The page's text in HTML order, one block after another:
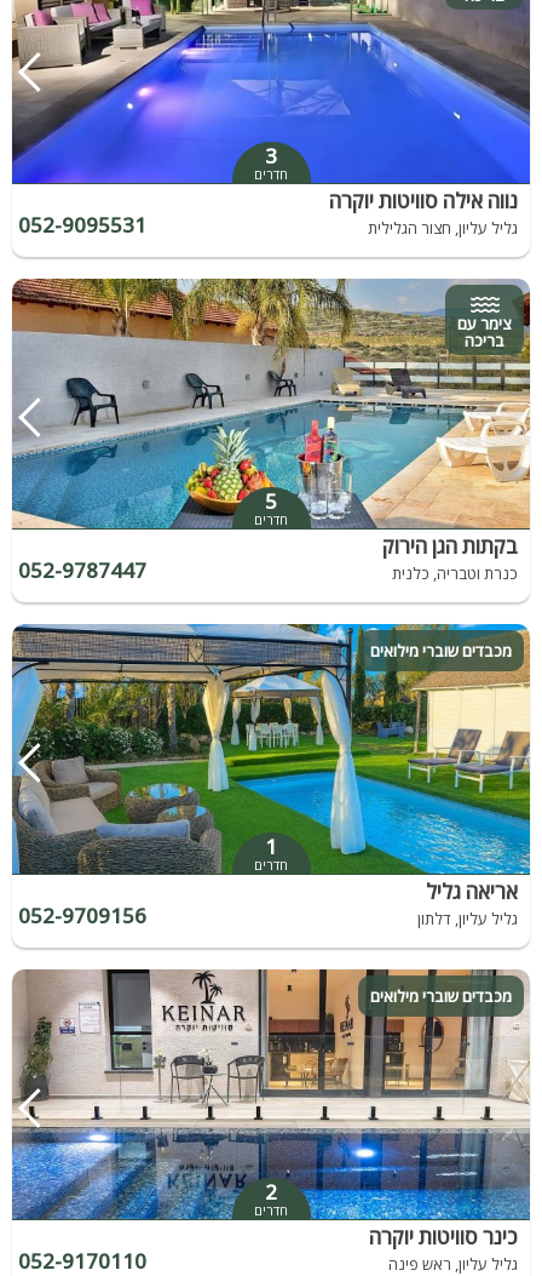
3
חדרים
נווה אילה סוויטות יוקרה
גליל עליון, חצור הגלילית 052-9095531
צימר עם
בריכה
5
חדרים
בקתות הגן הירוק
כנרת וטבריה, כלנית 052-9787447
מכבדים שוברי מילואים
1
חדרים
אריאה גליל
גליל עליון, דלתון 052-9709156
מכבדים שוברי מילואים
2
חדרים
כינר סוויטות יוקרה
גליל עליון, ראש פינה 052-9170110